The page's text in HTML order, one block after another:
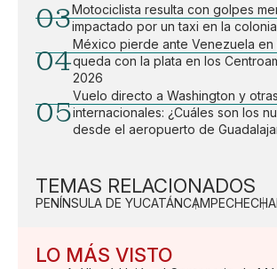
03Motociclista resulta con golpes
impactado por un taxi en la
04
México pierde ante Venezuela en
queda con la plata en los
2026
05
Vuelo directo a Washington y
internacionales: ¿Cuáles son los
desde el aeropuerto de
TEMAS RELACIONADOS
PENÍNSULA DE YUCATÁNCAMPECHE
LO MÁS VISTO